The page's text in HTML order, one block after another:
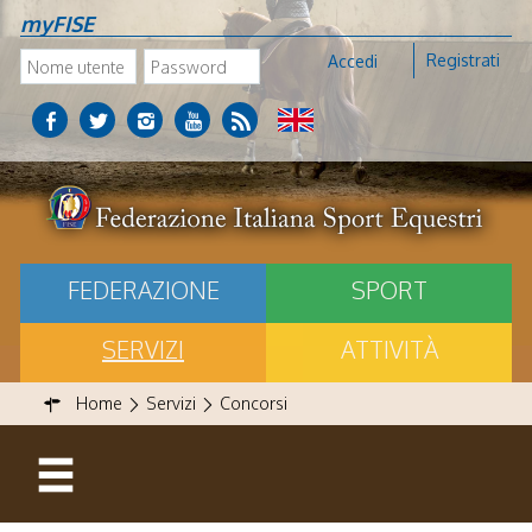
myFISE
Accedi Registrati
FEDERAZIONE
SPORT
SERVIZI
ATTIVITÀ
Home Servizi Concorsi